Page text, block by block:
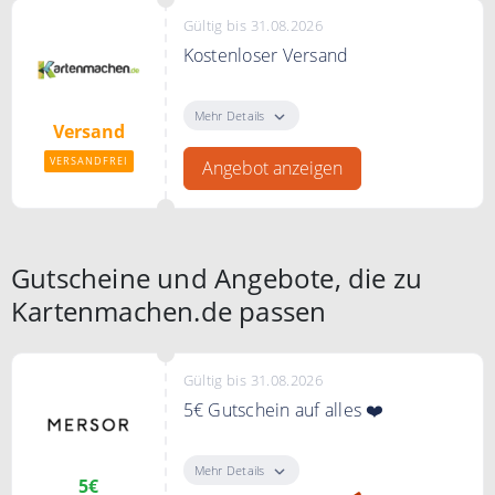
Versand
VERSANDFREI
Gültig bis 31.08.2026
Kostenloser Versand
und schnell innerhalb von 1-2
Mehr Details
Angebot anzeigen
Gutscheine und Angebote, die zu
Kartenmachen.de passen
5€
Gültig bis 31.08.2026
5€ Gutschein auf alles ❤️
MERSOR zum Newsletter
Mehr Details